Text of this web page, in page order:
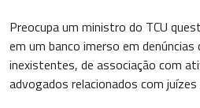
Preocupa um ministro do TCU
em um banco imerso em
inexistentes, de associação com
advogados relacionados com